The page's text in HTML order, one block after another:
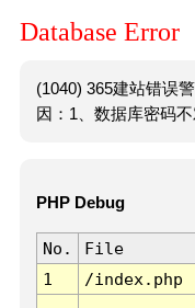
Database Error
(1040) 365建站错误
因：1、数据库密码
PHP Debug
No. File
1
/index.php